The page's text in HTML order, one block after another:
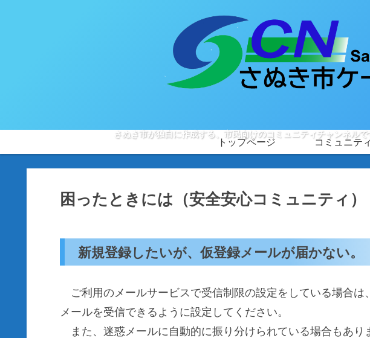
さぬき市が独自に作成する、市民向けのコミュニティチャンネル
トップページ コミュニテ
困ったときには（安全安心コミュニティ）
新規登録したいが、仮登録メールが届かない。
ご利用のメールサービスで受信制限の設定をしている場合
メールを受信できるように設定してください。
また、迷惑メールに自動的に振り分けられている場合もあり